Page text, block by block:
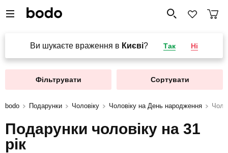
Ви шукаєте враження в Києві? Так Ні
Фільтрувати Сортувати
bodo Подарунки Чоловіку Чоловіку на День народження
Подарунки чоловіку на 31
рік